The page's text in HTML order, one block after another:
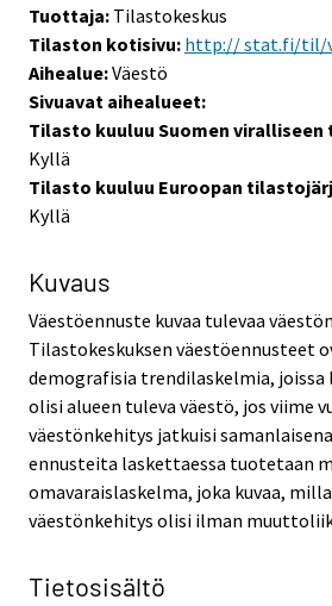
Tuottaja: Tilastokeskus
Tilaston kotisivu: http:// stat.fi/til/
Aihealue:Väestö
Sivuavat aihealueet:
Tilasto kuuluu Suomen viralliseen
Kyllä
Tilasto kuuluu Euroopan
Kyllä
Kuvaus
Väestöennuste kuvaa tulevaa
Tilastokeskuksen väestöennusteet
demografisia trendilaskelmia, joissa
olisi alueen tuleva väestö, jos viime
väestönkehitys jatkuisi
ennusteita laskettaessa tuotetaan
omavaraislaskelma, joka kuvaa,
väestönkehitys olisi ilman
Tietosisältö